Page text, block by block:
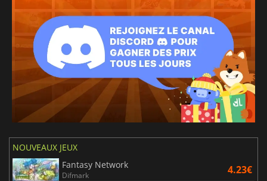
NOUVEAUX JEUX
Fantasy Network
Difmark 4.23€